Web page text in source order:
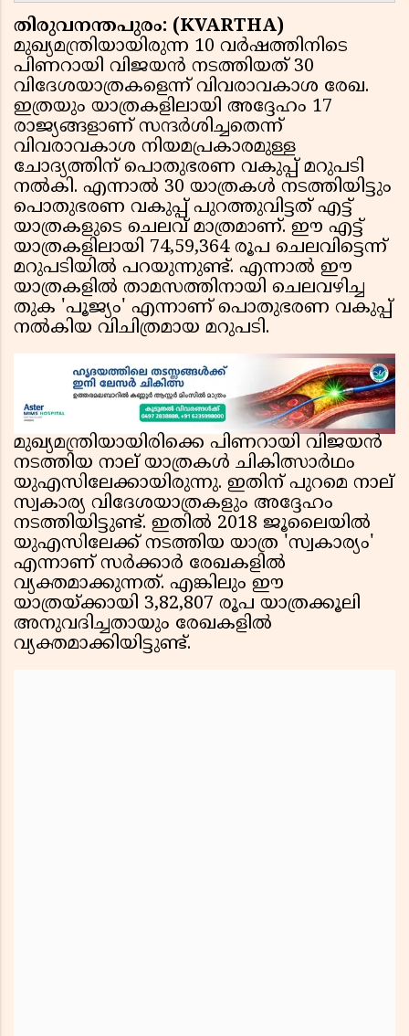
തിരുവനന്തപുരം: (KVARTHA)
മുഖ്യമന്ത്രിയായിരുന്ന 10 വർഷത്തിനിടെ
പിണറായി വിജയൻ നടത്തിയത് 30
വിദേശയാത്രകളെന്ന് വിവരാവകാശ രേഖ.
ഇത്രയും യാത്രകളിലായി അദ്ദേഹം 17
രാജ്യങ്ങളാണ് സന്ദർശിച്ചതെന്ന്
വിവരാവകാശ നിയമപ്രകാരമുള്ള
ചോദ്യത്തിന് പൊതുഭരണ വകുപ്പ് മറുപടി
നൽകി. എന്നാൽ 30 യാത്രകൾ നടത്തിയിട്ടും
പൊതുഭരണ വകുപ്പ് പുറത്തുവിട്ടത് എട്ട്
യാത്രകളുടെ ചെലവ് മാത്രമാണ്. ഈ എട്ട്
യാത്രകളിലായി 74,59,364 രൂപ ചെലവിട്ടെന്ന്
മറുപടിയിൽ പറയുന്നുണ്ട്. എന്നാൽ ഈ
യാത്രകളിൽ താമസത്തിനായി ചെലവഴിച്ച
തുക 'പൂജ്യം' എന്നാണ് പൊതുഭരണ വകുപ്പ്
നൽകിയ വിചിത്രമായ മറുപടി.
മുഖ്യമന്ത്രിയായിരിക്കെ പിണറായി വിജയൻ
നടത്തിയ നാല് യാത്രകൾ ചികിത്സാർഥം
യുഎസിലേക്കായിരുന്നു. ഇതിന് പുറമെ നാല്
സ്വകാര്യ വിദേശയാത്രകളും അദ്ദേഹം
നടത്തിയിട്ടുണ്ട്. ഇതിൽ 2018 ജൂലൈയിൽ
യുഎസിലേക്ക് നടത്തിയ യാത്ര 'സ്വകാര്യം'
എന്നാണ് സർക്കാർ രേഖകളിൽ
വ്യക്തമാക്കുന്നത്. എങ്കിലും ഈ
യാത്രയ്ക്കായി 3,82,807 രൂപ യാത്രക്കൂലി
അനുവദിച്ചതായും രേഖകളിൽ
വ്യക്തമാക്കിയിട്ടുണ്ട്.